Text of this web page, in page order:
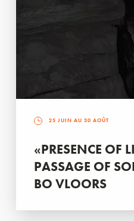
25 JUIN AU 30 AOÛT
«PRESENCE OF
PASSAGE OF
BO VLOORS